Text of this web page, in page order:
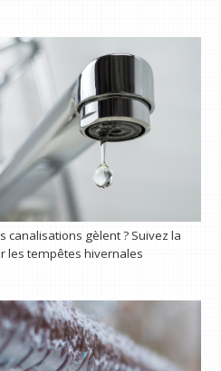
canalisations gèlent ? Suivez la
les tempêtes hivernales